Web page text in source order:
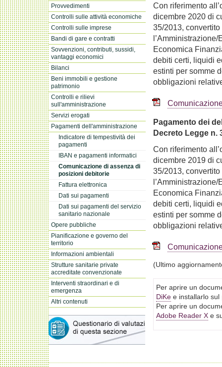
Provvedimenti
Controlli sulle attività economiche
Controlli sulle imprese
Bandi di gare e contratti
Sovvenzioni, contributi, sussidi,
vantaggi economici
Bilanci
Beni immobili e gestione
patrimonio
Controlli e rilievi
sull'amministrazione
Servizi erogati
Pagamenti dell'amministrazione
Indicatore di tempestività dei
pagamenti
IBAN e pagamenti informatici
Comunicazione di assenza di
posizioni debitorie
Fattura elettronica
Dati sui pagamenti
Dati sui pagamenti del servizio
sanitario nazionale
Opere pubbliche
Pianificazione e governo del
territorio
Informazioni ambientali
Strutture sanitarie private
accreditate convenzionate
Interventi straordinari e di
emergenza
Altri contenuti
Con riferimento
dicembre 2020 di
35/2013,
Economica
debiti certi, liquidi
estinti per somme
obbligazioni
Pagamento dei
Decreto Legge n.
Con riferimento
dicembre 2019 di
35/2013,
Economica
debiti certi, liquidi
estinti per somme
obbligazioni
(Ultimo
Per aprire un
DiKe e installarlo sul
Per aprire un
Adobe Reader X e